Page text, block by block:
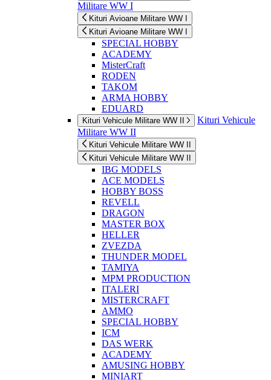
Militare WW I
Kituri Avioane Militare WW I
Kituri Avioane Militare WW I
SPECIAL HOBBY
ACADEMY
MisterCraft
RODEN
TAKOM
ARMA HOBBY
EDUARD
Kituri Vehicule Militare WW II
Kituri Vehicule
Militare WW II
Kituri Vehicule Militare WW II
Kituri Vehicule Militare WW II
IBG MODELS
ACE MODELS
HOBBY BOSS
REVELL
DRAGON
MASTER BOX
HELLER
ZVEZDA
THUNDER MODEL
TAMIYA
MPM PRODUCTION
ITALERI
MISTERCRAFT
AMMO
SPECIAL HOBBY
ICM
DAS WERK
ACADEMY
AMUSING HOBBY
MINIART